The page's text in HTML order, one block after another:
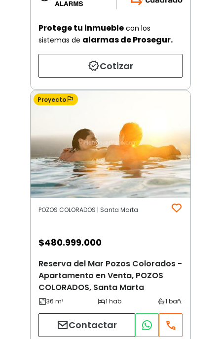
Protege tu inmueble con los
sistemas de alarmas de Prosegur.
Cotizar
Proyecto
POZOS COLORADOS | Santa Marta
$480.999.000
Reserva del Mar Pozos Colorados -
Apartamento en Venta, POZOS
COLORADOS, Santa Marta
Contactar